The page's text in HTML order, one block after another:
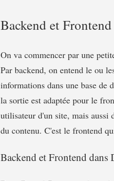
Backend et Frontend
On va commencer par une
Par backend, on entend le ou
informations dans une base de
la sortie est adaptée pour le
utilisateur d'un site, mais aussi
du contenu. C'est le frontend
Backend et Frontend dans